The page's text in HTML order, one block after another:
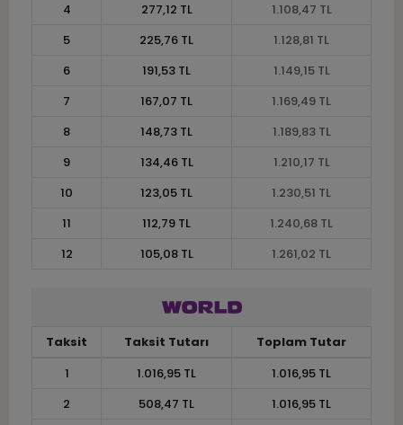
4
277,12 TL
1.108,47 TL
5
225,76 TL
1.128,81 TL
6
191,53 TL
1.149,15 TL
7
167,07 TL
1.169,49 TL
8
148,73 TL
1.189,83 TL
9
134,46 TL
1.210,17 TL
10
123,05 TL
1.230,51 TL
11
112,79 TL
1.240,68 TL
12
105,08 TL 1.261,02 TL
Taksit Taksit Tutarı
Toplam Tutar
1
1.016,95 TL
1.016,95 TL
2
508,47 TL
1.016,95 TL